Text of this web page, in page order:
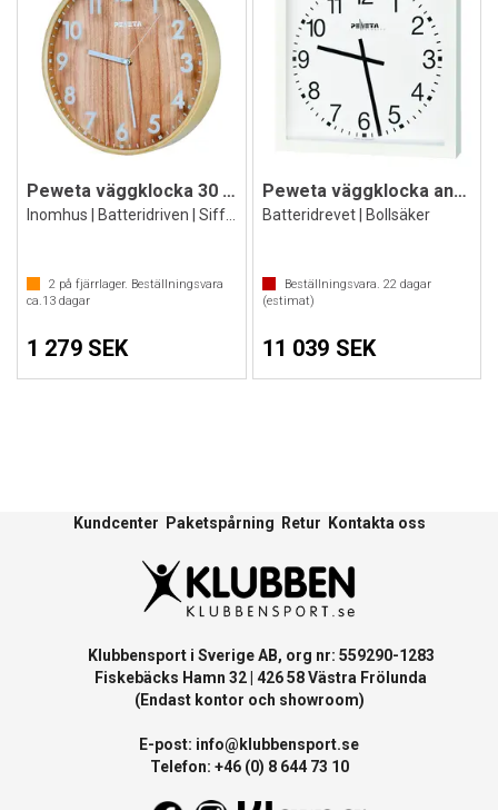
Peweta väggklocka 30 cm
2 på fjärrlager. Beställningsvara
ca.13 dagar
1 279 SEK
Peweta väggklocka analog 40x40
Batteridrevet | Bollsäker
Beställningsvara. 22dagar
(estimat)
11 039 SEK
Kundcenter Paketspårning Retur Kontakta oss
Klubbensport i Sverige AB, org nr: 559290-1283
Fiskebäcks Hamn 32 | 426 58 Västra Frölunda
(Endast kontor och showroom)
E-post: info@klubbensport.se
Telefon: +46 (0) 8 644 73 10